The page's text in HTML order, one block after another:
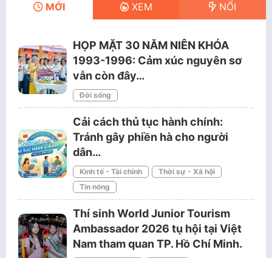
MỚI XEM NỔI
HỌP MẶT 30 NĂM NIÊN KHÓA
1993-1996: Cảm xúc nguyên sơ
vẫn còn đây…
Đời sống
Cải cách thủ tục hành chính:
Tránh gây phiền hà cho người
dân…
Kinh tế - Tài chính
Thời sự - Xã hội
Tin nóng
Thí sinh World Junior Tourism
Ambassador 2026 tụ hội tại Việt
Nam tham quan TP. Hồ Chí Minh.